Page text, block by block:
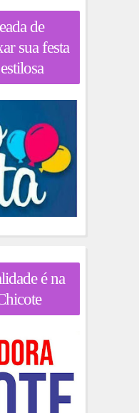
de
sua festa
é na